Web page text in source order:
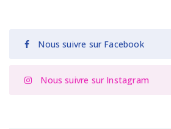
Nous suivre sur Facebook
Nous suivre sur Instagram